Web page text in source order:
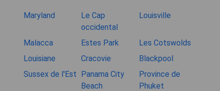
Maryland
Le Cap
occidental
Louisville
Malacca Estes Park
Les Cotswolds
Louisiane
Cracovie
Blackpool
Sussex de l'Est Panama City
Beach
Province de
Phuket